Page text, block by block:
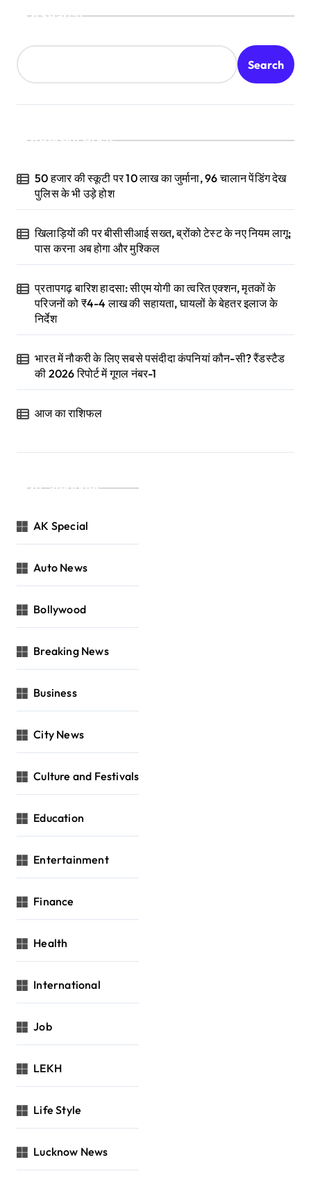
Search
Search
Recent Posts
50 हजार की स्कूटी पर 10 लाख का जुर्माना, 96 चालान पेंडिंग देख
पुलिस के भी उड़े होश
खिलाड़ियों की पर बीसीसीआई सख्त, ब्रोंको टेस्ट के नए नियम लागू;
पास करना अब होगा और मुश्किल
प्रतापगढ़ बारिश हादसा: सीएम योगी का त्वरित एक्शन, मृतकों के
परिजनों को ₹4-4 लाख की सहायता, घायलों के बेहतर इलाज के
निर्देश
भारत में नौकरी के लिए सबसे पसंदीदा कंपनियां कौन-सी? रैंडस्टैड
की 2026 रिपोर्ट में गूगल नंबर-1
आज का राशिफल
Categories
AK Special
Auto News
Bollywood
Breaking News
Business
City News
Culture and Festivals
Education
Entertainment
Finance
Health
International
Job
LEKH
Life Style
Lucknow News